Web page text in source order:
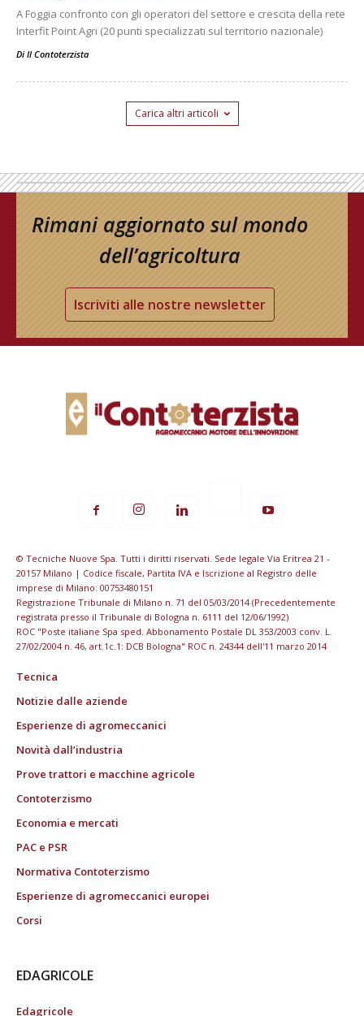
A Foggia confronto con gli operatori del settore e crescita della rete
Interfit Point Agri (20 punti specializzati sul territorio nazionale)
Di Il Contoterzista
Carica altri articoli
Rimani aggiornato sul mondo
dell’agricoltura
Iscriviti alle nostre newsletter
© Tecniche Nuove Spa. Tutti i diritti riservati. Sede legale Via Eritrea 21 -
20157 Milano | Codice fiscale, Partita IVA e Iscrizione al Registro delle
imprese di Milano: 00753480151
Registrazione Tribunale di Milano n. 71 del 05/03/2014 (Precedentemente
registrata presso il Tribunale di Bologna n. 6111 del 12/06/1992)
ROC "Poste italiane Spa sped. Abbonamento Postale DL 353/2003 conv. L.
27/02/2004 n. 46, art.1c.1: DCB Bologna" ROC n. 24344 dell'11 marzo 2014
Tecnica
Notizie dalle aziende
Esperienze di agromeccanici
Novità dall’industria
Prove trattori e macchine agricole
Contoterzismo
Economia e mercati
PAC e PSR
Normativa Contoterzismo
Esperienze di agromeccanici europei
Corsi
EDAGRICOLE
Edagricole